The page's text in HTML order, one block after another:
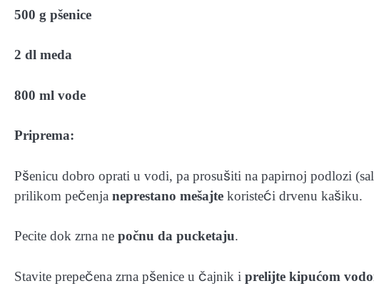
500 g pšenice
2 dl meda
800 ml vode
Priprema:
Pšenicu dobro oprati u vodi, pa prosušiti na papirnoj podlozi
prilikom pečenja neprestano mešajte koristeći drvenu kašiku.
Pecite dok zrna ne počnu da pucketaju.
Stavite prepečena zrna pšenice u čajnik i prelijte kipućom